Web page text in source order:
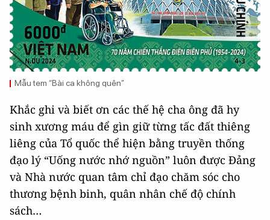
Mẫu tem “Bài ca không quên”
Khắc ghi và biết ơn các thế hệ cha ông đã hy
sinh xương máu để gìn giữ từng tấc đất thiêng
liêng của Tổ quốc thể hiện bằng truyền thống
đạo lý “Uống nước nhớ nguồn” luôn được Đảng
và Nhà nước quan tâm chỉ đạo chăm sóc cho
thương bệnh binh, quân nhân chế độ chính
sách…